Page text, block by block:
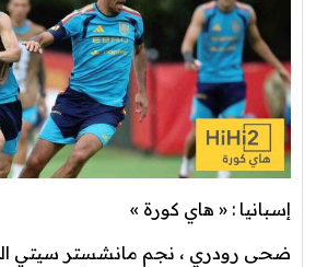
إسبانيا : « هاي كورة »
ضحى رودري ، نجم مانشستر سيتي